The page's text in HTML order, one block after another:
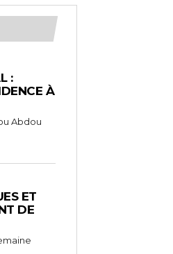
:
À
Abdou
ET
DE